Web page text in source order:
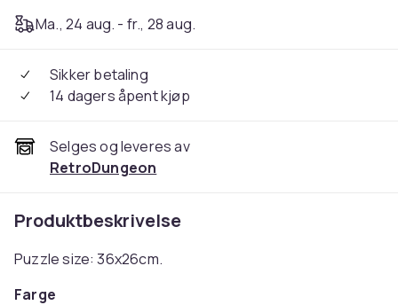
Ma., 24 aug. - fr., 28 aug.
Sikker betaling
14 dagers åpent kjøp
Selges og leveres av
RetroDungeon
Produktbeskrivelse
Puzzle size: 36x26cm.
Farge